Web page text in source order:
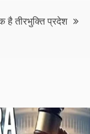
है तीरभुक्ति प्रदेश